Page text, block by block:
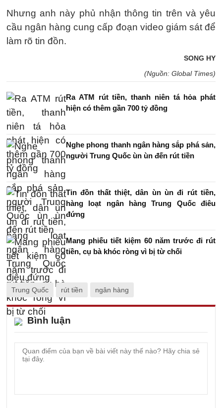
Nhưng anh này phủ nhận thông tin trên và yêu
cầu ngân hàng cung cấp đoạn video giám sát để
làm rõ tin đồn.
SONG HY
(Nguồn: Global Times)
Ra ATM rút tiền, thanh niên tá hỏa phát
hiện có thêm gần 700 tỷ đồng
Nghe phong thanh ngân hàng sắp phá sản,
người Trung Quốc ùn ùn đến rút tiền
Tin đồn thất thiệt, dân ùn ùn đi rút tiền,
hàng loạt ngân hàng Trung Quốc điêu
đứng
Mang phiếu tiết kiệm 60 năm trước đi rút
tiền, cụ bà khóc ròng vì bị từ chối
Trung Quốc rút tiền ngân hàng
Bình luận